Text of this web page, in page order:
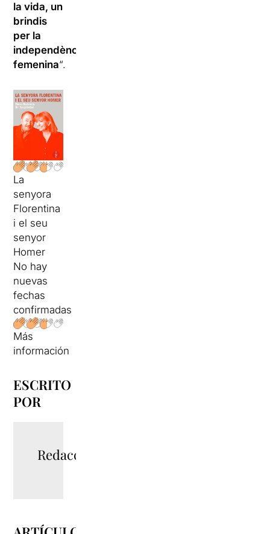
la vida, un
brindis
per la
independència
femenina“.
La
senyora
Florentina
i el seu
senyor
Homer
No hay
nuevas
fechas
confirmadas
Más
información
ESCRITO
POR
Redacció